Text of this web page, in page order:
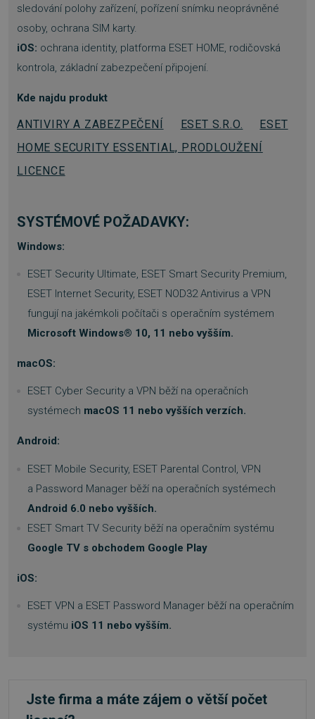
sledování polohy zařízení, pořízení snímku neoprávněné
osoby, ochrana SIM karty.
iOS: ochrana identity, platforma ESET HOME, rodičovská
kontrola, základní zabezpečení připojení.
Kde najdu produkt
ANTIVIRY A ZABEZPEČENÍ ESET S.R.O.
ESET
HOME SECURITY ESSENTIAL, PRODLOUŽENÍ
LICENCE
SYSTÉMOVÉ POŽADAVKY:
Windows:
ESET Security Ultimate, ESET Smart Security Premium,
ESET Internet Security, ESET NOD32 Antivirus a VPN
fungují na jakémkoli počítači s operačním systémem
Microsoft Windows® 10, 11 nebo vyšším.
macOS:
ESET Cyber Security a VPN běží na operačních
systémech macOS 11 nebo vyšších verzích.
Android:
ESET Mobile Security, ESET Parental Control, VPN
a Password Manager běží na operačních systémech
Android 6.0 nebo vyšších.
ESET Smart TV Security běží na operačním systému
Google TV s obchodem Google Play
iOS:
ESET VPN a ESET Password Manager běží na operačním
systému iOS 11 nebo vyšším.
Jste firma a máte zájem o větší počet
__cf_bm
PHPSESSID
PHP.net
.www.sw.sk
prohlížeče